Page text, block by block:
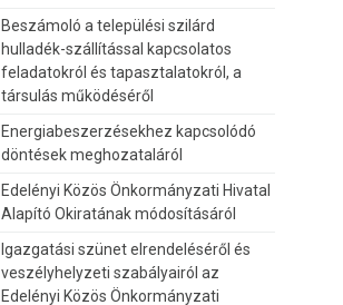
Beszámoló a települési szilárd
hulladék-szállítással kapcsolatos
feladatokról és tapasztalatokról, a
társulás működéséről
Energiabeszerzésekhez kapcsolódó
döntések meghozataláról
Edelényi Közös Önkormányzati Hivatal
Alapító Okiratának módosításáról
Igazgatási szünet elrendeléséről és
veszélyhelyzeti szabályairól az
Edelényi Közös Önkormányzati